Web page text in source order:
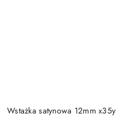
Wstażka satynowa 12mm x35y